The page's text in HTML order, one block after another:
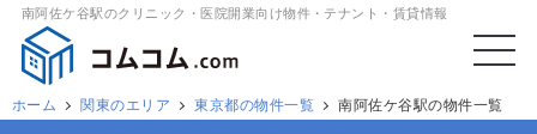
南阿佐ケ谷駅のクリニック・医院開業向け物件・テナント・賃貸情報
ホーム 関東のエリア 東京都の物件一覧 南阿佐ケ谷駅の物件一覧